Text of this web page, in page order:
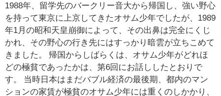
1988年、留学先のバークリー音大から帰国し、強い野心
を持って東京に上京してきたオサム少年でしたが、1989
年1月の昭和天皇崩御によって、その出鼻は完全にくじ
かれ、その野心の行き先にはすっかり暗雲が立ちこめて
きました。 帰国からしばらくは、オサム少年がどれほ
どの極貧であったかは、第6回にお話ししたとおりで
す。 当時日本はまだバブル経済の最後期、都内のマン
ションの家賃が極貧のオサム少年には重くのしかかり、